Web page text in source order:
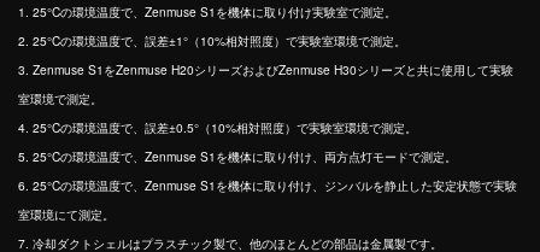
1. 25°Cの環境温度で、Zenmuse S1を機体に取り付け実験室で測定。
2. 25°Cの環境温度で、誤差±1°（10%相対照度）で実験室環境で測定。
3. Zenmuse S1をZenmuse H20シリーズおよびZenmuse H30シリーズと共に使用して実験
室環境で測定。
4. 25°Cの環境温度で、誤差±0.5°（10%相対照度）で実験室環境で測定。
5. 25°Cの環境温度で、Zenmuse S1を機体に取り付け、両方点灯モードで測定。
6. 25°Cの環境温度で、Zenmuse S1を機体に取り付け、ジンバルを静止した安定状態で実験
室環境にて測定。
7. 冷却ダクトシェルはプラスチック製で、他のほとんどの部品は金属製です。